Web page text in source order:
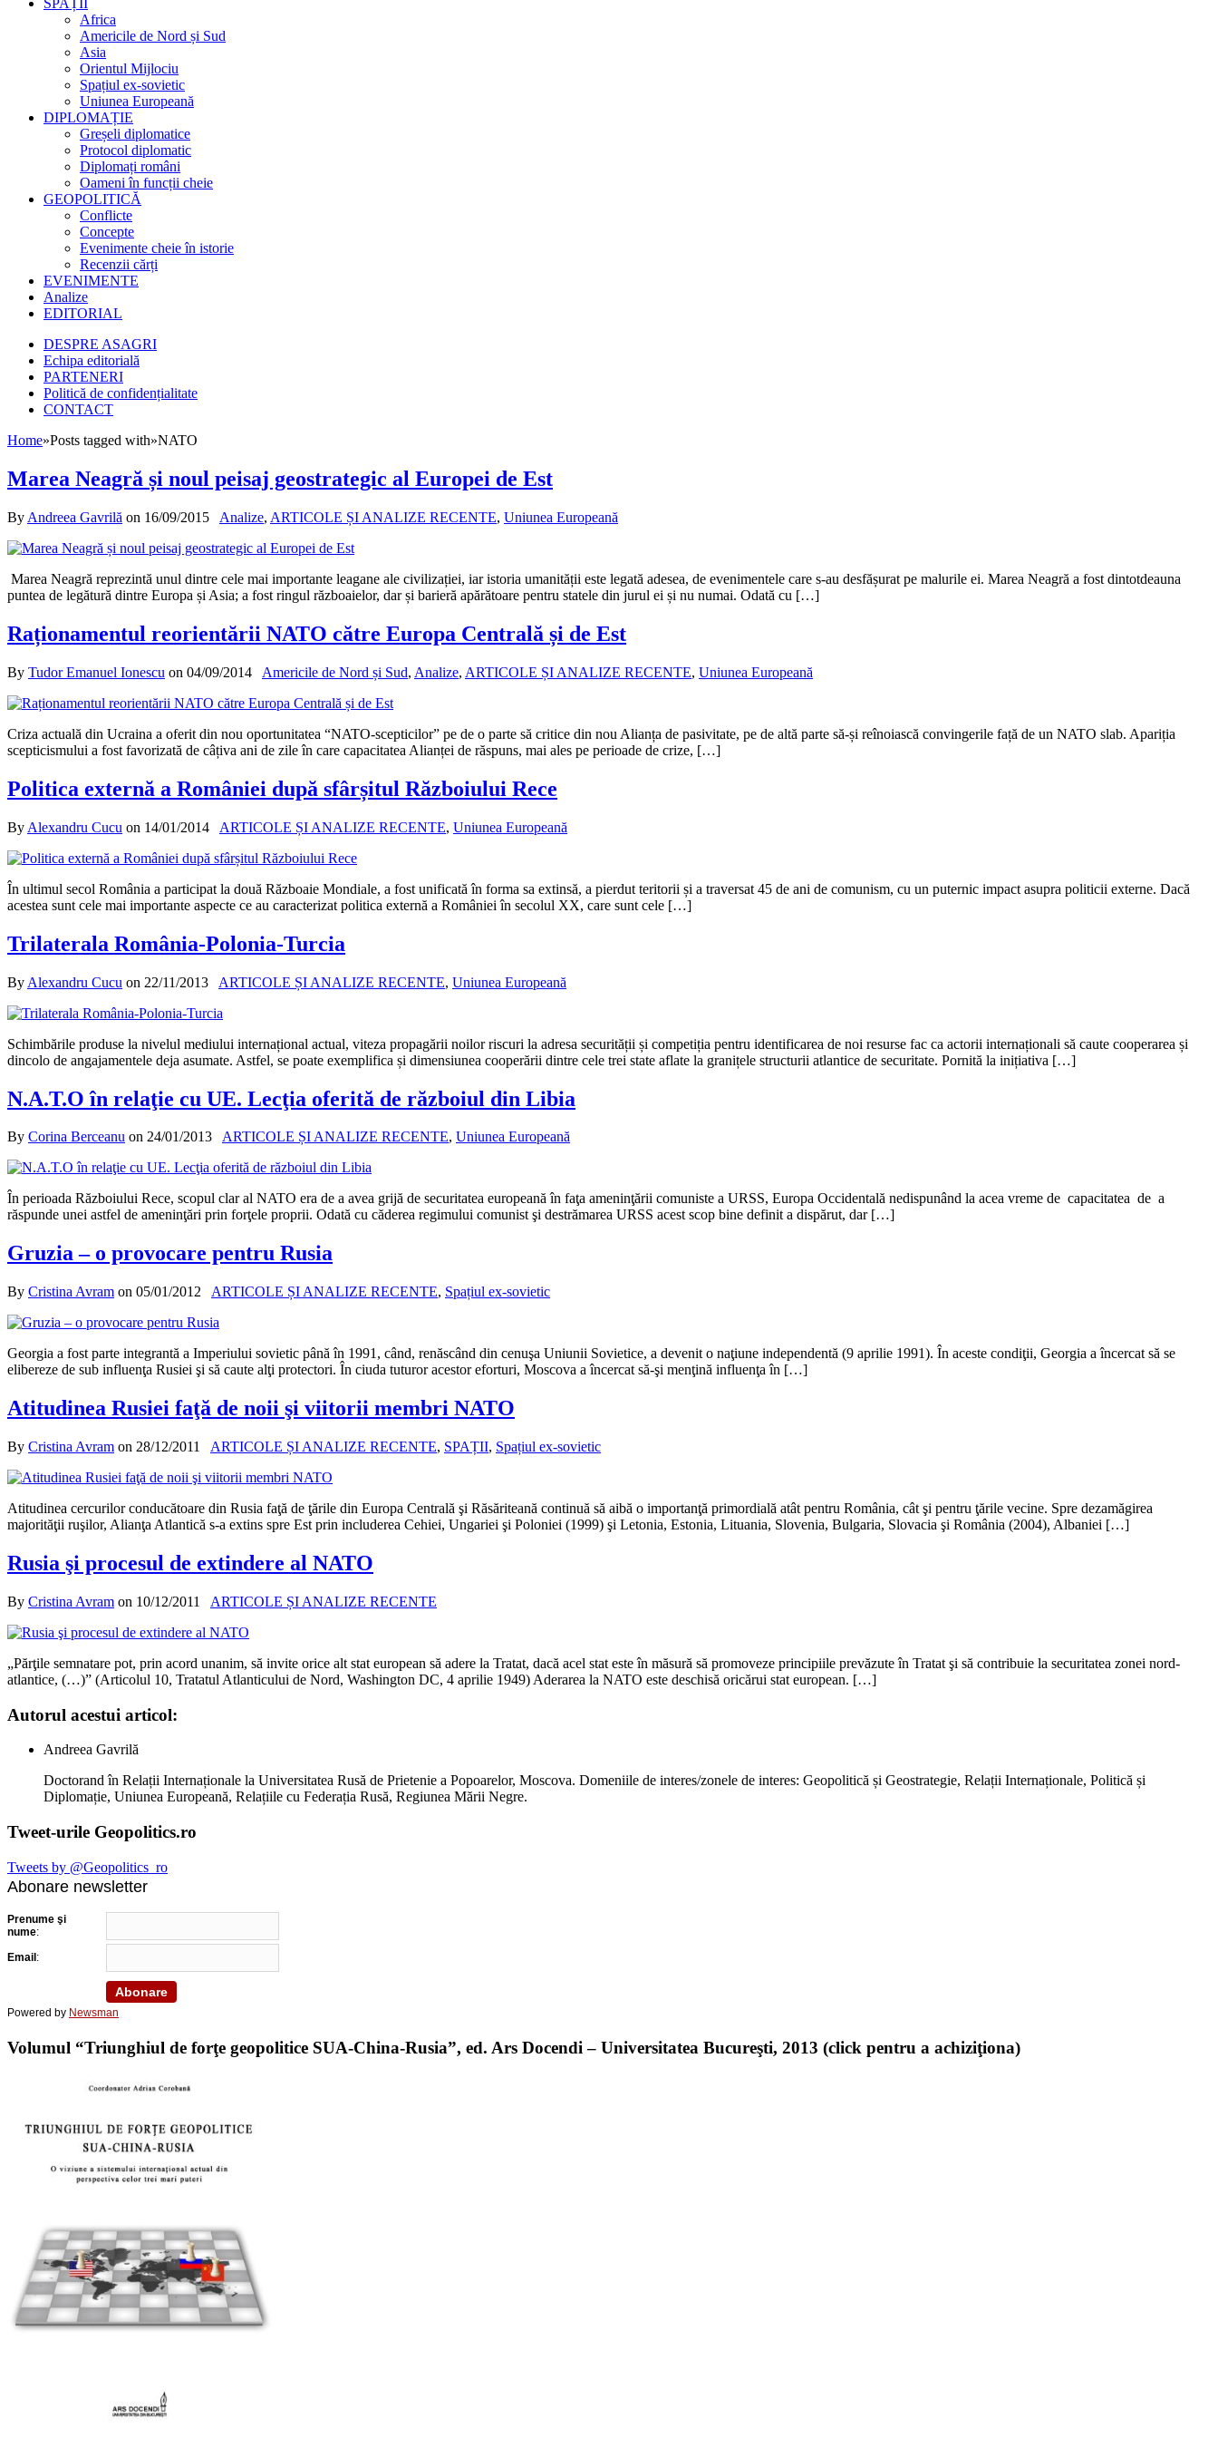
SPAȚII
Africa
Americile de Nord și Sud
Asia
Orientul Mijlociu
Spațiul ex-sovietic
Uniunea Europeană
DIPLOMAȚIE
Greșeli diplomatice
Protocol diplomatic
Diplomați români
Oameni în funcții cheie
GEOPOLITICĂ
Conflicte
Concepte
Evenimente cheie în istorie
Recenzii cărți
EVENIMENTE
Analize
EDITORIAL
DESPRE ASAGRI
Echipa editorială
PARTENERI
Politică de confidențialitate
CONTACT
Home»Posts tagged with»NATO
Marea Neagră și noul peisaj geostrategic al Europei de Est
By Andreea Gavrilă on 16/09/2015 Analize, ARTICOLE ȘI ANALIZE RECENTE, Uniunea Europeană
Marea Neagră reprezintă unul dintre cele mai importante leagane ale civilizației, iar istoria umanității este legată adesea, de evenimentele care s-au desfășurat pe malurile ei. Marea Neagră a fost dintotdeauna
puntea de legătură dintre Europa și Asia; a fost ringul războaielor, dar și barieră apărătoare pentru statele din jurul ei și nu numai. Odată cu […]
Raționamentul reorientării NATO către Europa Centrală și de Est
By Tudor Emanuel Ionescu on 04/09/2014 Americile de Nord și Sud, Analize, ARTICOLE ȘI ANALIZE RECENTE, Uniunea Europeană
Criza actuală din Ucraina a oferit din nou oportunitatea “NATO-scepticilor” pe de o parte să critice din nou Alianța de pasivitate, pe de altă parte să-și reînoiască convingerile față de un NATO slab. Apariția
scepticismului a fost favorizată de câțiva ani de zile în care capacitatea Alianței de răspuns, mai ales pe perioade de crize, […]
Politica externă a României după sfârșitul Războiului Rece
By Alexandru Cucu on 14/01/2014 ARTICOLE ȘI ANALIZE RECENTE, Uniunea Europeană
În ultimul secol România a participat la două Războaie Mondiale, a fost unificată în forma sa extinsă, a pierdut teritorii și a traversat 45 de ani de comunism, cu un puternic impact asupra politicii externe. Dacă
acestea sunt cele mai importante aspecte ce au caracterizat politica externă a României în secolul XX, care sunt cele […]
Trilaterala România-Polonia-Turcia
By Alexandru Cucu on 22/11/2013 ARTICOLE ȘI ANALIZE RECENTE, Uniunea Europeană
Schimbările produse la nivelul mediului internațional actual, viteza propagării noilor riscuri la adresa securității și competiția pentru identificarea de noi resurse fac ca actorii internaționali să caute cooperarea și
dincolo de angajamentele deja asumate. Astfel, se poate exemplifica și dimensiunea cooperării dintre cele trei state aflate la granițele structurii atlantice de securitate. Pornită la inițiativa […]
N.A.T.O în relaţie cu UE. Lecţia oferită de războiul din Libia
By Corina Berceanu on 24/01/2013 ARTICOLE ȘI ANALIZE RECENTE, Uniunea Europeană
În perioada Războiului Rece, scopul clar al NATO era de a avea grijă de securitatea europeană în faţa ameninţării comuniste a URSS, Europa Occidentală nedispunând la acea vreme de capacitatea de a
răspunde unei astfel de ameninţări prin forţele proprii. Odată cu căderea regimului comunist şi destrămarea URSS acest scop bine definit a dispărut, dar […]
Gruzia – o provocare pentru Rusia
By Cristina Avram on 05/01/2012 ARTICOLE ȘI ANALIZE RECENTE, Spațiul ex-sovietic
Georgia a fost parte integrantă a Imperiului sovietic până în 1991, când, renăscând din cenuşa Uniunii Sovietice, a devenit o naţiune independentă (9 aprilie 1991). În aceste condiţii, Georgia a încercat să se
elibereze de sub influenţa Rusiei şi să caute alţi protectori. În ciuda tuturor acestor eforturi, Moscova a încercat să-şi menţină influenţa în […]
Atitudinea Rusiei faţă de noii şi viitorii membri NATO
By Cristina Avram on 28/12/2011 ARTICOLE ȘI ANALIZE RECENTE, SPAȚII, Spațiul ex-sovietic
Atitudinea cercurilor conducătoare din Rusia faţă de ţările din Europa Centrală şi Răsăriteană continuă să aibă o importanţă primordială atât pentru România, cât şi pentru ţările vecine. Spre dezamăgirea
majorităţii ruşilor, Alianţa Atlantică s-a extins spre Est prin includerea Cehiei, Ungariei şi Poloniei (1999) şi Letonia, Estonia, Lituania, Slovenia, Bulgaria, Slovacia şi România (2004), Albaniei […]
Rusia şi procesul de extindere al NATO
By Cristina Avram on 10/12/2011 ARTICOLE ȘI ANALIZE RECENTE
„Părţile semnatare pot, prin acord unanim, să invite orice alt stat european să adere la Tratat, dacă acel stat este în măsură să promoveze principiile prevăzute în Tratat şi să contribuie la securitatea zonei nord-
atlantice, (…)” (Articolul 10, Tratatul Atlanticului de Nord, Washington DC, 4 aprilie 1949) Aderarea la NATO este deschisă oricărui stat european. […]
Autorul acestui articol:
Andreea Gavrilă
Doctorand în Relații Internaționale la Universitatea Rusă de Prietenie a Popoarelor, Moscova. Domeniile de interes/zonele de interes: Geopolitică și Geostrategie, Relații Internaționale, Politică și
Diplomație, Uniunea Europeană, Relațiile cu Federația Rusă, Regiunea Mării Negre.
Tweet-urile Geopolitics.ro
Tweets by @Geopolitics_ro
Abonare newsletter
Prenume şi
nume:
Email:
Powered by Newsman
Volumul “Triunghiul de forţe geopolitice SUA-China-Rusia”, ed. Ars Docendi – Universitatea Bucureşti, 2013 (click pentru a achiziţiona)